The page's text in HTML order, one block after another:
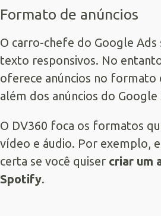
Formato de anúncios
O carro-chefe do Google Ads
texto responsivos. No
oferece anúncios no formato
além dos anúncios do Google
O DV360 foca os formatos
vídeo e áudio. Por exemplo,
certa se você quiser criar um
Spotify.